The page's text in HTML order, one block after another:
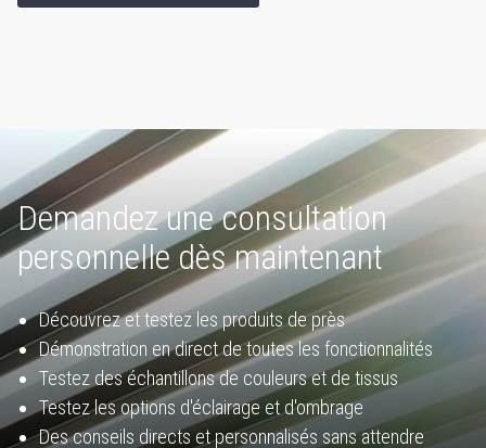
Demandez une consultation
personnelle dès maintenant
Découvrez et testez les produits de près
Démonstration en direct de toutes les fonctionnalités
Testez des échantillons de couleurs et de tissus
Testez les options d'éclairage et d'ombrage
Des conseils directs et personnalisés sans attendre